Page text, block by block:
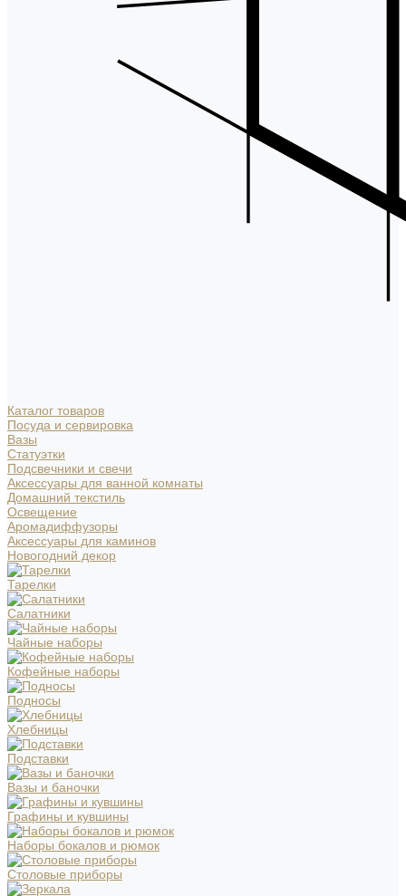
Каталог товаров
Посуда и сервировка
Вазы
Статуэтки
Подсвечники и свечи
Аксессуары для ванной комнаты
Домашний текстиль
Освещение
Аромадиффузоры
Аксессуары для каминов
Новогодний декор
Тарелки
Салатники
Чайные наборы
Кофейные наборы
Подносы
Хлебницы
Подставки
Вазы и баночки
Графины и кувшины
Наборы бокалов и рюмок
Столовые приборы